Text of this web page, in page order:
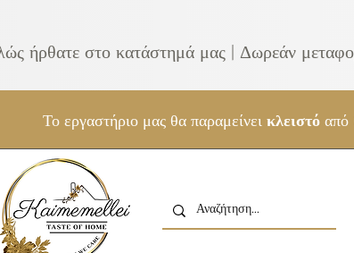
ήρθατε στο κατάστημά μας | Δωρεάν
Το εργαστήριο μας θα παραμείνεικλειστόαπό